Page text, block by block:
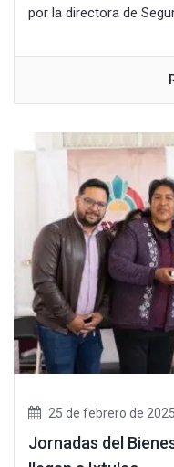
por la directora de
25 de febrero de 2025
Jornadas del